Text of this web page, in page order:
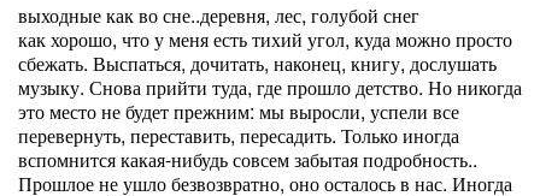
выходные как во сне..деревня, лес, голубой снег
как хорошо, что у меня есть тихий угол, куда можно просто
сбежать. Выспаться, дочитать, наконец, книгу, дослушать
музыку. Снова прийти туда, где прошло детство. Но никогда
это место не будет прежним: мы выросли, успели все
перевернуть, переставить, пересадить. Только иногда
вспомнится какая-нибудь совсем забытая подробность..
Прошлое не ушло безвозвратно, оно осталось в нас. Иногда